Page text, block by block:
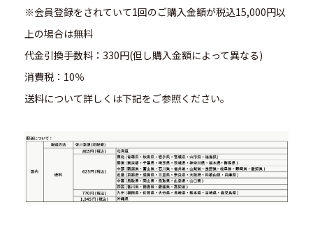
※会員登録をされていて1回のご購入金額が税込15,000円以
上の場合は無料
代金引換手数料：330円(但し購入金額によって異なる)
消費税：10％
送料について詳しくは下記をご参照ください。